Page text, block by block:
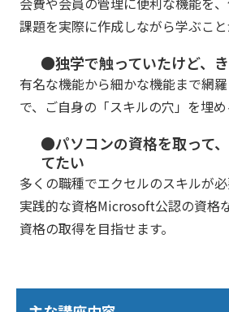
課題を実際に作成しながら学ぶこと
●独学で触っていたけど、
有名な機能から細かな機能まで網
で、ご自身の「スキルの穴」を埋め
●パソコンの資格を取って
てたい
多くの職種でエクセルのスキルが必
実践的な資格Microsoft公認の資格
資格の取得を目指せます。